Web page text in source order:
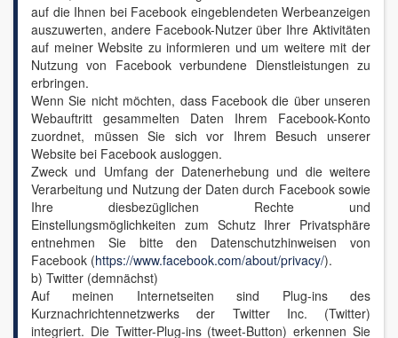
auf die Ihnen bei Facebook eingeblendeten Werbeanzeigen
auszuwerten, andere Facebook-Nutzer über Ihre Aktivitäten
auf meiner Website zu informieren und um weitere mit der
Nutzung von Facebook verbundene Dienstleistungen zu
erbringen.
Wenn Sie nicht möchten, dass Facebook die über unseren
Webauftritt gesammelten Daten Ihrem Facebook-Konto
zuordnet, müssen Sie sich vor Ihrem Besuch unserer
Website bei Facebook ausloggen.
Zweck und Umfang der Datenerhebung und die weitere
Verarbeitung und Nutzung der Daten durch Facebook sowie
Ihre diesbezüglichen Rechte und
Einstellungsmöglichkeiten zum Schutz Ihrer Privatsphäre
entnehmen Sie bitte den Datenschutzhinweisen von
Facebook (https://www.facebook.com/about/privacy/).
b) Twitter (demnächst)
Auf meinen Internetseiten sind Plug-ins des
Kurznachrichtennetzwerks der Twitter Inc. (Twitter)
integriert. Die Twitter-Plug-ins (tweet-Button) erkennen Sie